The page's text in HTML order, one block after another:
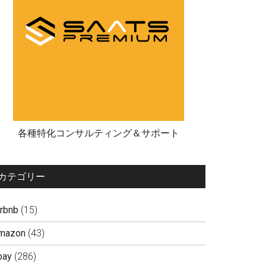
各種特化コンサルティング＆サポート
テゴリー
(15)
(43)
(286)